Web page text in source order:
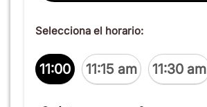
Selecciona el horario:
11:00 11:15 am 11:30 am